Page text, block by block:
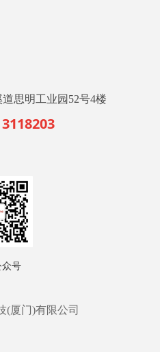
众号
思明工业园52号4楼
(厦门)有限公司